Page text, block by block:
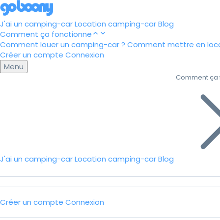
J'ai un camping-carLocation camping-carBlog
Comment ça fonctionne
Comment louer un camping-car ? Comment mettre en
Créer un compte Connexion
Menu
J'ai un camping-carLocation camping-carBlog
Comment ça
Créer un compte Connexion